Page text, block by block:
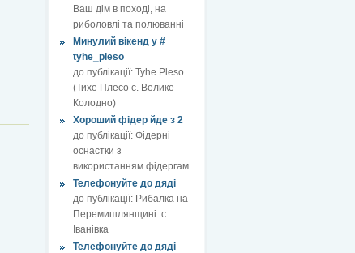
Ваш дім в поході, на
риболовлі та полюванні
Минулий вікенд у #
tyhe_pleso
до публікації: Tyhe Pleso
(Тихе Плесо с. Велике
Колодно)
Хороший фідер йде з 2
до публікації: Фідерні
оснастки з
використанням фідергам
Телефонуйте до дяді
до публікації: Рибалка на
Перемишлянщині. с.
Іванівка
Телефонуйте до дяді